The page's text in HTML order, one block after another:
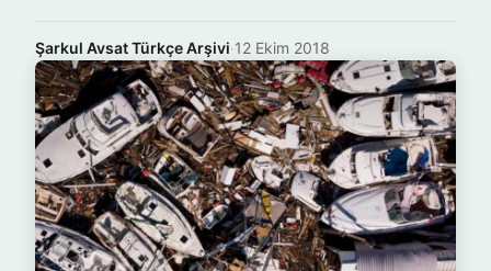
Şarkul Avsat Türkçe Arşivi·12 Ekim 2018